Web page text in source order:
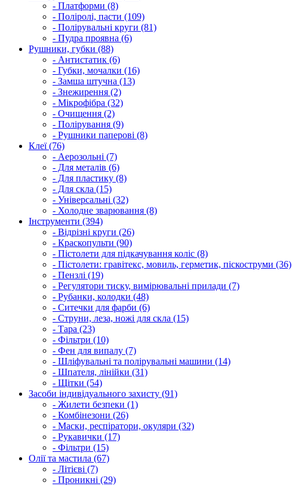
- Платформи (8)
- Поліролі, пасти (109)
- Полірувальні круги (81)
- Пудра проявна (6)
Рушники, губки (88)
- Антистатик (6)
- Губки, мочалки (16)
- Замша штучна (13)
- Знежирення (2)
- Мікрофібра (32)
- Очищення (2)
- Полірування (9)
- Рушники паперові (8)
Клеї (76)
- Аерозольні (7)
- Для металів (6)
- Для пластику (8)
- Для скла (15)
- Універсальні (32)
- Холодне зварювання (8)
Інструменти (394)
- Відрізні круги (26)
- Краскопульти (90)
- Пістолети для підкачування коліс (8)
- Пістолети: гравітекс, мовиль, герметик, піскоструми (36)
- Пензлі (19)
- Регулятори тиску, вимірювальні прилади (7)
- Рубанки, колодки (48)
- Ситечки для фарби (6)
- Струни, леза, ножі для скла (15)
- Тара (23)
- Фільтри (10)
- Фен для випалу (7)
- Шліфувальні та полірувальні машини (14)
- Шпателя, лінійки (31)
- Щітки (54)
Засоби індивідуального захисту (91)
- Жилети безпеки (1)
- Комбінезони (26)
- Маски, респіратори, окуляри (32)
- Рукавички (17)
- Фільтри (15)
Олії та мастила (67)
- Літієві (7)
- Проникні (29)